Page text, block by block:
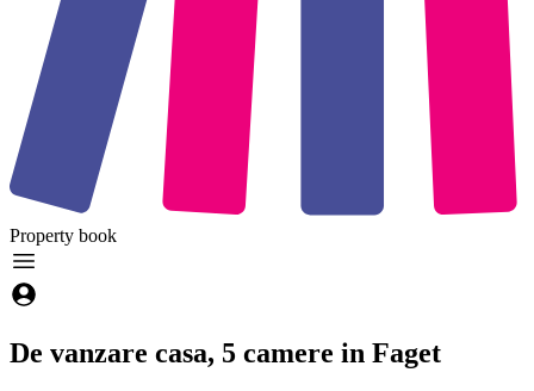
Property book
De vanzare casa, 5 camere in Faget